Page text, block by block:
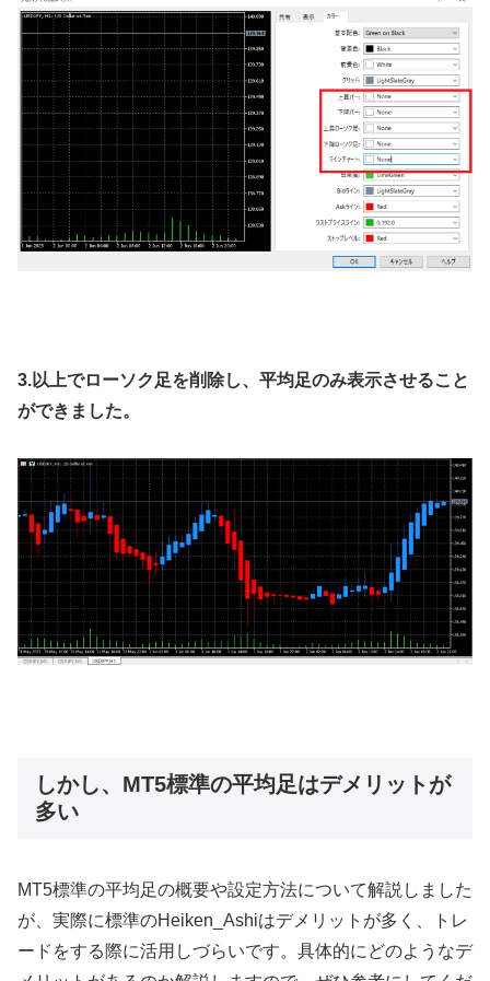
3.以上でローソク足を削除し、平均足のみ表示させること
ができました。
しかし、MT5標準の平均足はデメリットが
多い
MT5標準の平均足の概要や設定方法について解説しました
が、実際に標準のHeiken_Ashiはデメリットが多く、トレ
ードをする際に活用しづらいです。具体的にどのようなデ